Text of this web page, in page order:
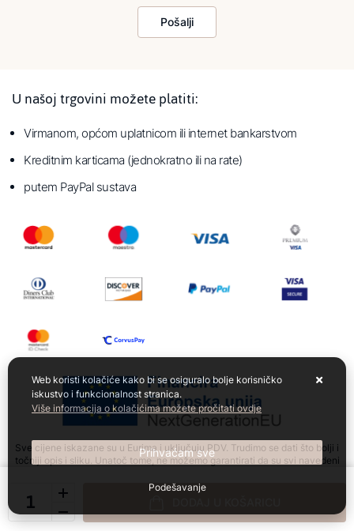
Pošalji
U našoj trgovini možete platiti:
Virmanom, općom uplatnicom ili internet bankarstvom
Kreditnim karticama (jednokratno ili na rate)
putem PayPal sustava
Sve cijene iskazane su u Eurima i uključuju PDV. Trudimo se dati što bolji i
točniji opis i sliku. Unatoč tome, ne možemo garantirati da su svi navedeni
nastale u opisu proizvoda, slikama proizvoda te promjene cijena.
Izrada web shopa
Web koristi kolačiće kako bi se osiguralo bolje korisničko
iskustvo i funkcionalnost stranica.
Više informacija o kolačićima možete pročitati ovdje
Prihvaćam sve
Podešavanje